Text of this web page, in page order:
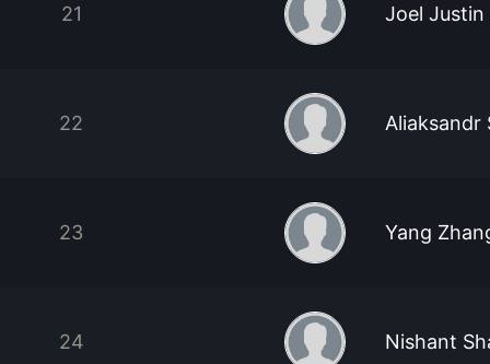
21 Joel Justin
22 Aliaksandr
23 Yang
24 Nishant